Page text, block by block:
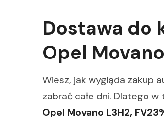
Dostawa do
Opel
Wiesz, jak wygląda zakup
zabrać całe dni. Dlatego
Opel Movano L3H2,